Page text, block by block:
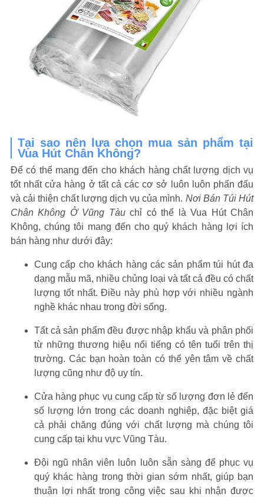
Tại sao nên lựa chọn mua sản phẩm tại
Vua Hút Chân Không?
Để có thể mang đến cho khách hàng chất lượng dịch vụ
tốt nhất cửa hàng ở tất cả các cơ sở luôn luôn phấn đấu
và cải thiện chất lượng dịch vụ của mình. Nơi Bán Túi Hút
Chân Không Ở Vũng Tàuchỉ có thể là Vua Hút Chân
Không, chúng tôi mang đến cho quý khách hàng lợi ích
bán hàng như dưới đây:
Cung cấp cho khách hàng các sản phẩm túi hút đa
dạng mẫu mã, nhiều chủng loại và tất cả đều có chất
lượng tốt nhất. Điều này phù hợp với nhiều ngành
nghề khác nhau trong đời sống.
Tất cả sản phẩm đều được nhập khẩu và phân phối
từ những thương hiệu nổi tiếng có tên tuổi trên thị
trường. Các bạn hoàn toàn có thể yên tâm về chất
lượng cũng như độ uy tín.
Cửa hàng phục vụ cung cấp từ số lượng đơn lẻ đến
số lượng lớn trong các doanh nghiệp, đặc biệt giá
cả phải chăng đúng với chất lượng mà chúng tôi
cung cấp tại khu vực Vũng Tàu.
Đội ngũ nhân viên luôn luôn sẵn sàng để phục vụ
quý khác hàng trong thời gian sớm nhất, giúp bạn
thuận lợi nhất trong công việc sau khi nhận được